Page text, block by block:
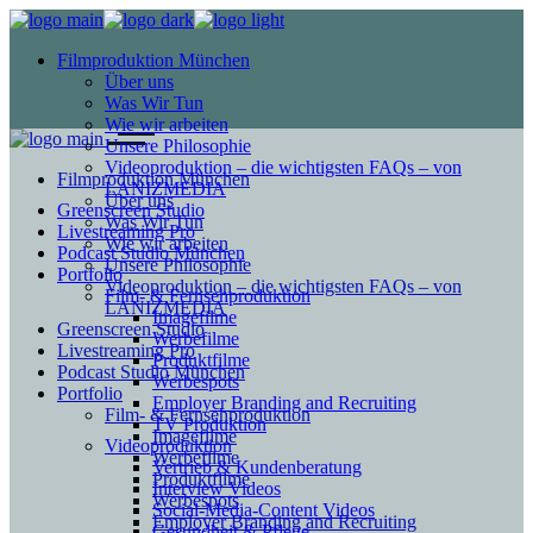
Filmproduktion München
Über uns
Was Wir Tun
Wie wir arbeiten
Unsere Philosophie
Videoproduktion – die wichtigsten FAQs – von
LANIZMEDIA
Greenscreen Studio
Livestreaming Pro
Podcast Studio München
Portfolio
Film- & Fernsehproduktion
Imagefilme
Werbefilme
Produktfilme
Werbespots
Employer Branding and Recruiting
TV Produktion
Videoproduktion
Vertrieb & Kundenberatung
Interview Videos
Social-Media-Content Videos
Filmproduktion München
Über uns
Was Wir Tun
Wie wir arbeiten
Unsere Philosophie
Videoproduktion – die wichtigsten FAQs – von
LANIZMEDIA
Greenscreen Studio
Livestreaming Pro
Podcast Studio München
Portfolio
Film- & Fernsehproduktion
Imagefilme
Werbefilme
Produktfilme
Werbespots
Employer Branding and Recruiting